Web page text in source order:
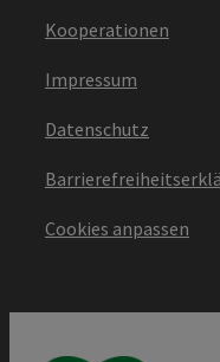
Kooperationen
Impressum
Datenschutz
Cookies anpassen